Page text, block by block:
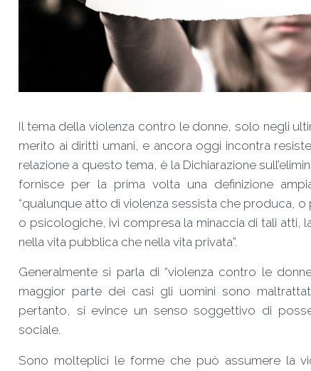
Il tema della violenza contro le donne, solo negli
merito ai diritti umani, e ancora oggi incontra
relazione a questo tema, è la Dichiarazione
fornisce per la prima volta una definizione
“qualunque atto di violenza sessista che produca,
o psicologiche, ivi compresa la minaccia di tali atti,
nella vita pubblica che nella vita privata”.
Generalmente si parla di “violenza contro le
maggior parte dei casi gli uomini sono
pertanto, si evince un senso soggettivo di
sociale.
Sono molteplici le forme che può assumere la